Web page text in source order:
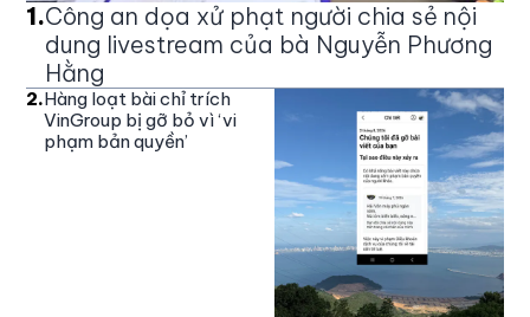
1.Công an dọa xử phạt người chia sẻ nội
dung livestream của bà Nguyễn Phương
Hằng
2.Hàng loạt bài chỉ trích
VinGroup bị gỡ bỏ vì ‘vi
phạm bản quyền’